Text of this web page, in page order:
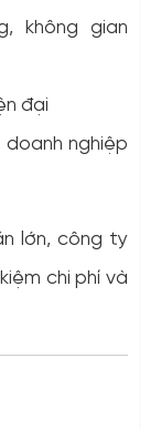
không gian
đại
nghiệp
lớn, công ty
chi phí và